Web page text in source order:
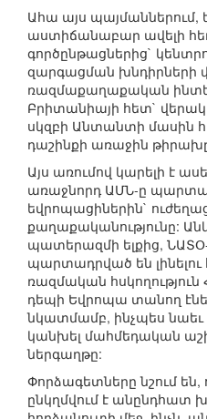
Ահա այս պայմաններում,
աստիճանաբար ավելի
գործընթացներից`
զարգացման խնդիրների
ռազմաքաղաքական
Բրիտանիայի հետ`
սկզբի Անտանտի մասին
դաշինքի առաջին
Այս առումով կարելի է
առաջնորդ ԱՄՆ-ը
եվրոպացիներին`
քաղաքականությունը:
պատերազմի ելքից,
պարտադրված են
ռազմական հսկողություն
դեպի Եվրոպա տանող
նկատմամբ, ինչպես նաեւ
կանխել մահմեդական
ներգաղթը:
Փորձագետները նշում
ընկղմվում է անընդհատ